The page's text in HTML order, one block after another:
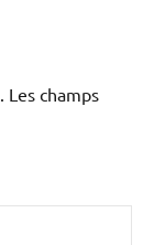
Les champs